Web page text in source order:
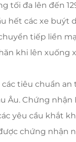
tối đa lên đến
hết các xe buýt
tiếp liền
khi lên xuống
tiêu chuẩn
Âu. Chứng
yêu cầu khắt
chứng nhận